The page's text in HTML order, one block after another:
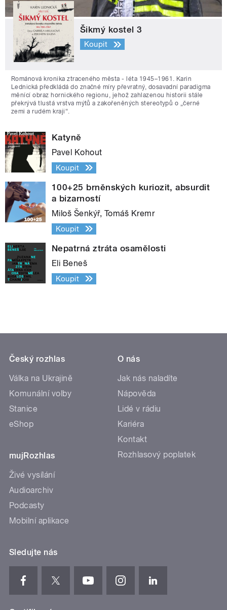
Šikmý kostel 3
Koupit
Románová kronika ztraceného města - léta 1945–1961. Karin
Lednická předkládá do značné míry převratný, dosavadní paradigma
měnící obraz hornického regionu, jehož zahlazenou historii stále
překrývá tlustá vrstva mýtů a zakořeněných stereotypů o „černé
zemi a rudém kraji“.
Katyně
Pavel Kohout
Koupit
100+25 brněnských kuriozit, absurdit
a bizarností
Miloš Šenkýř, Tomáš Kremr
Koupit
Nepatrná ztráta osamělosti
Eli Beneš
Koupit
Český rozhlas
Válka na Ukrajině
Komunální volby
Stanice
eShop
mujRozhlas
Živé vysílání
Audioarchiv
Podcasty
Mobilní aplikace
O nás
Jak nás naladíte
Nápověda
Lidé v rádiu
Kariéra
Kontakt
Rozhlasový poplatek
Sledujte nás